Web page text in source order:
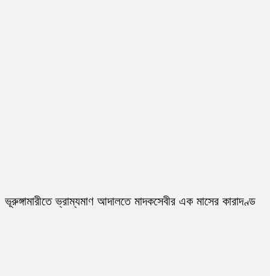
ভূরুঙ্গামারীতে ভ্রাম্যমাণ আদালতে মাদকসেবীর এক মাসের কারাদণ্ড